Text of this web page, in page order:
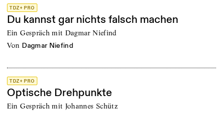
TDZ+ PRO
Du kannst gar nichts falsch machen
Ein Gespräch mit Dagmar Niefind
von Dagmar Niefind
TDZ+ PRO
Optische Drehpunkte
Ein Gespräch mit Johannes Schütz